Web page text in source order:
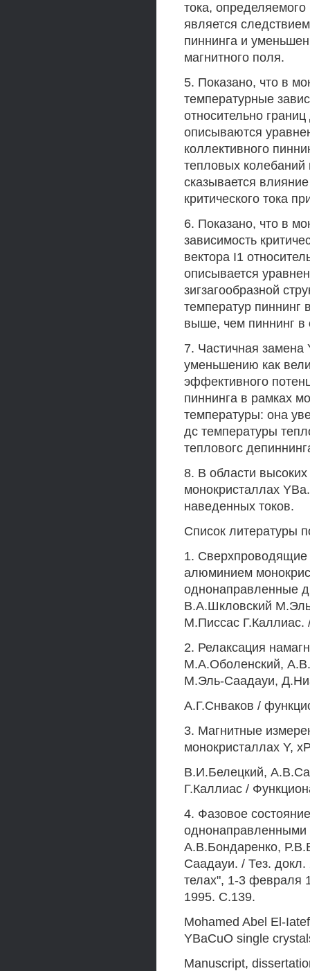
тока,
является
пиннинга и
магнитного поля.
5. Показано, что в
температурные
относительно
описываются
коллективного
тепловых
сказывается
критического тока
6. Показано, что в
зависимость
вектора I1
описывается
зигзагообразной
температур пиннинг
выше, чем пиннинг в
7. Частичная замена
уменьшению как
эффективного
пиннинга в рамках
температуры: она
дс температуры
тепловогс
8. В области
монокристаллах
наведенных токов.
Список литературы
1. Сверхпроводящие
алюминием
однонаправленные
В.А.Шкловский
М.Писсас
2. Релаксация
М.А.Оболенский,
М.Эль-Саадауи,
A.Г.Снваков /
3. Магнитные
монокристаллах Y,
B.И.Белецкий,
Г.Каллиас /
4. Фазовое
А.В.Бондаренко,
Саадауи. / Тез.
телах", 1-3 февраля
1995. С.139.
Mohamed Abel El-
YBaCuO single
Manuscript,